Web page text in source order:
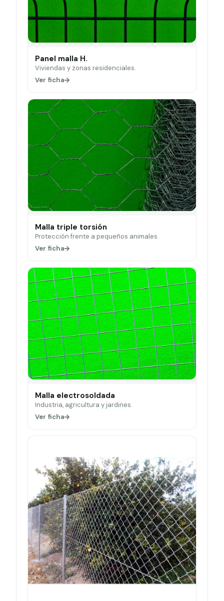
Panel malla H.
Viviendas y zonas residenciales.
Ver ficha
Malla triple torsión
Protección frente a pequeños animales.
Ver ficha
Malla electrosoldada
Industria, agricultura y jardines.
Ver ficha